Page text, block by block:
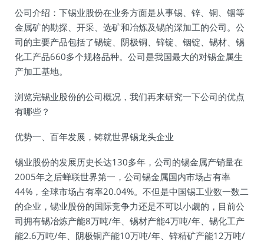
公司介绍：下锡业股份在业务方面是从事锡、锌、铜、铟等
金属矿的勘探、开采、选矿和冶炼及锡的深加工的公司。公
司的主要产品包括了锡锭、阴极铜、锌锭、铟锭、锡材、锡
化工产品660多个规格品种。公司是我国最大的对锡金属生
产加工基地。
浏览完锡业股份的公司概况，我们再来研究一下公司的优点
有哪些？
优势一、百年发展，铸就世界锡龙头企业
锡业股份的发展历史长达130多年，公司的锡金属产销量在
2005年之后蝉联世界第一，公司锡金属国内市场占有率
44%，全球市场占有率20.04%。不但是中国锡工业数一数二
的企业，锡业股份的国际竞争力还是不可以小觑的，目前公
司拥有锡冶炼产能8万吨/年、锡材产能4万吨/年、锡化工产
能2.6万吨/年、阴极铜产能10万吨/年、锌精矿产能12万吨/